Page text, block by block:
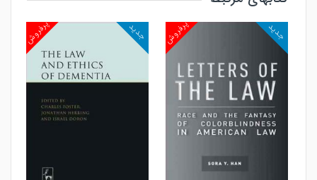
پرفروش جدید پرفروش جدید